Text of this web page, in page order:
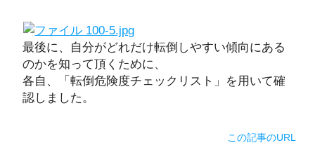
最後に、自分がどれだけ転倒しやすい傾向にある
のかを知って頂くために、
各自、「転倒危険度チェックリスト」を用いて確
認しました。
この記事のURL